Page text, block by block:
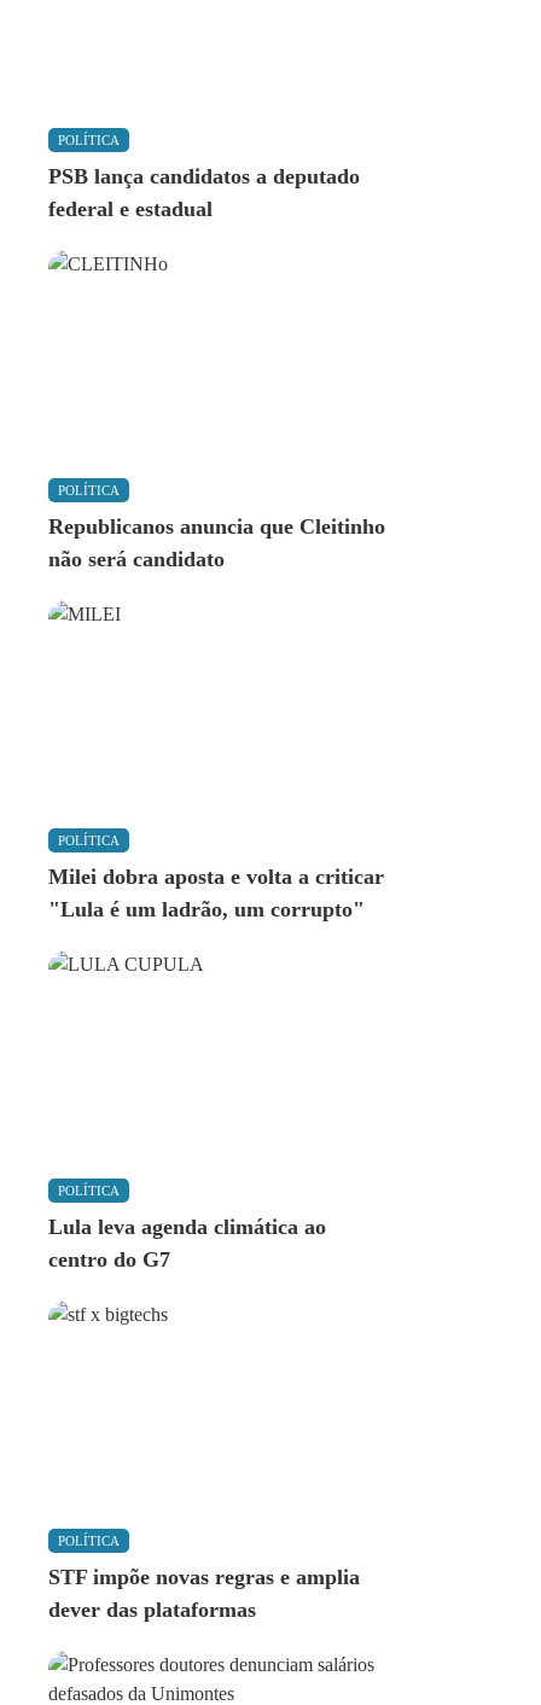
POLÍTICA
PSB lança candidatos a deputado
federal e estadual
POLÍTICA
Republicanos anuncia que Cleitinho
não será candidato
POLÍTICA
Milei dobra aposta e volta a criticar
"Lula é um ladrão, um corrupto"
POLÍTICA
Lula leva agenda climática ao
centro do G7
POLÍTICA
STF impõe novas regras e amplia
dever das plataformas